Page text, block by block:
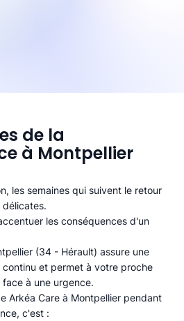
de la
à Montpellier
les semaines qui suivent le retour
les conséquences d'un
(34 - Hérault) assure une
continu et permet à votre proche
à une urgence.
Arkéa Care à Montpellier pendant
c'est :